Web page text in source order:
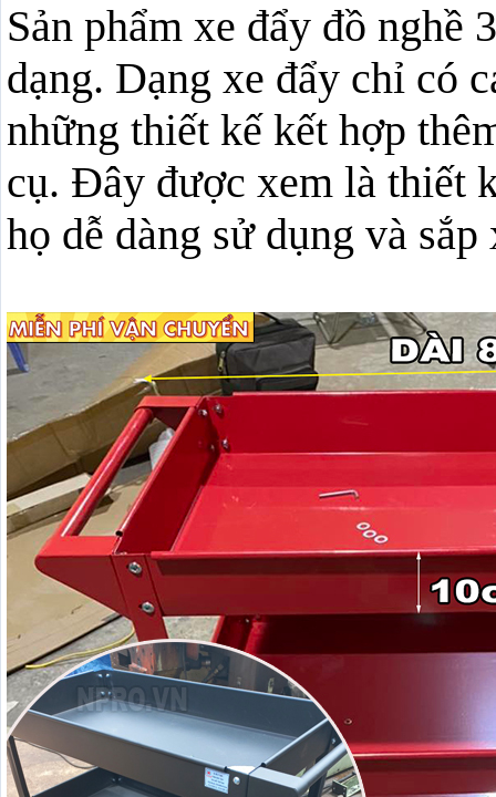
Sản phẩm xe đẩy đồ nghề
dạng. Dạng xe đẩy chỉ có
những thiết kế kết hợp
cụ. Đây được xem là thiết
họ dễ dàng sử dụng và